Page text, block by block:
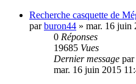
Recherche casquette de
parburon44 » mar. 16 juin
0 Réponses
19685 Vues
Dernier message par
mar. 16 juin 2015